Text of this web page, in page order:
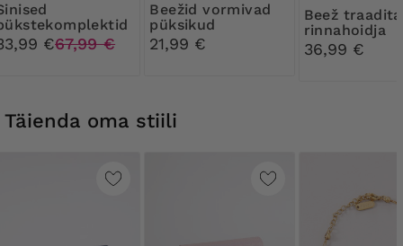
lilledega
€67,99 €
Beežid vormivad
püksikud
lillepitsiga
21,99 €
Beež traadita
rinnahoidja
36,99 €
Täienda oma stiili